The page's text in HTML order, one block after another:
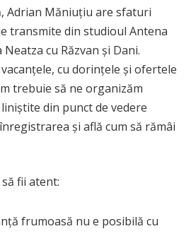
Adrian Măniuțiu are sfaturi
transmite din studioul Antena
cu Răzvan și Dani.
cu dorințele și ofertele
trebuie să ne organizăm
din punct de vedere
și află cum să rămâi
fii atent:
frumoasă nu e posibilă cu